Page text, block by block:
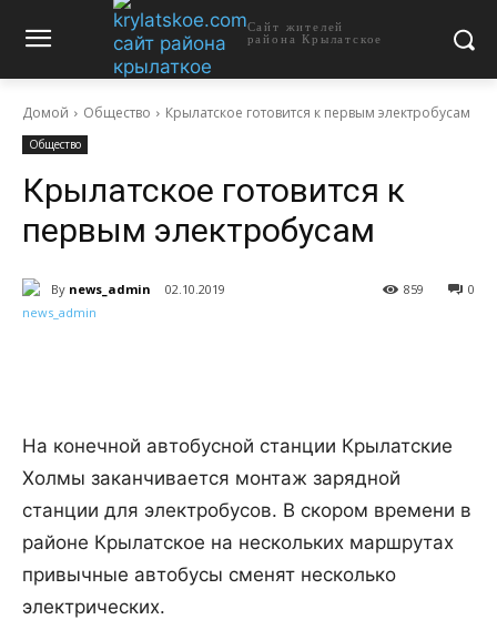
Сайт жителей
района Крылатское
Домой Общество Крылатское готовится к первым электробусам
Общество
Крылатское готовится к
первым электробусам
By news_admin 02.10.2019 0
859
На конечной автобусной станции Крылатские
Холмы заканчивается монтаж зарядной
станции для электробусов. В скором времени в
районе Крылатское на нескольких маршрутах
привычные автобусы сменят несколько
электрических.